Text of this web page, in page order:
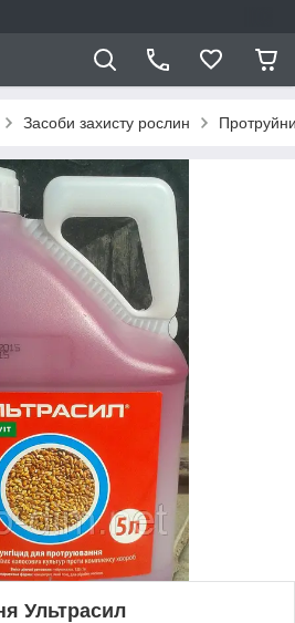
Засоби захисту рослин
Ультрасил